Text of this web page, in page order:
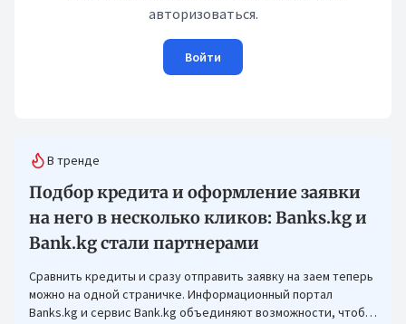
авторизоваться.
Войти
В тренде
Подбор кредита и оформление заявки
на него в несколько кликов: Banks.kg и
Bank.kg стали партнерами
Сравнить кредиты и сразу отправить заявку на заем теперь
можно на одной страничке. Информационный портал
Banks.kg и сервис Bank.kg объединяют возможности, чтобы